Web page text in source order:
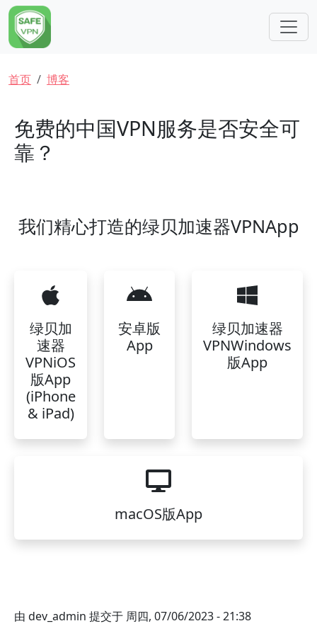
跳转到主要内容
面包屑
首页 博客
免费的中国VPN服务是否安全可
靠？
我们精心打造的绿贝加速器VPNApp
绿贝加
速器
VPNiOS
版App
(iPhone
& iPad)
安卓版
App
绿贝加速器
VPNWindows
版App
macOS版App
由 dev_admin 提交于 周四, 07/06/2023 - 21:38